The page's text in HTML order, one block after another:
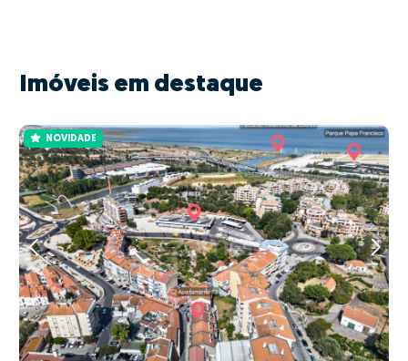
Imóveis em destaque
NOVIDADE